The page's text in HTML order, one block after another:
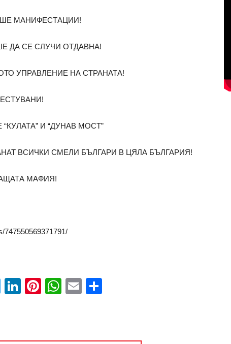
МАНИФЕСТАЦИИ!
ДА СЕ СЛУЧИ ОТДАВНА!
УПРАВЛЕНИЕ НА СТРАНАТА!
И “ДУНАВ МОСТ”
ВСИЧКИ СМЕЛИ БЪЛГАРИ В ЦЯЛА БЪЛГАРИЯ!
МАФИЯ!
747550569371791/
Twitter
LinkedIn
Pinterest
WhatsApp
Email